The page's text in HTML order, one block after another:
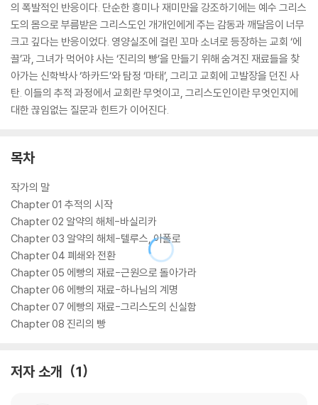
의 폭발적인 반응이다. 단순한 흥미나 재미만을 강조하기에는 예수 그리스
도의 몸으로 부름받은 그리스도인 개개인에게 주는 감동과 깨달음이 너무
크고 깊다는 반응이었다. 영양실조에 걸린 꼬마 소녀로 등장하는 교회 ‘에
끌’과, 그녀가 먹어야 사는 ‘진리의 빵’을 만들기 위해 숨겨진 재료들을 찾
아가는 신학박사 ‘하카드’와 탐정 ‘마태’, 그리고 교회에 고발장을 던진 사
탄. 이들의 추적 과정에서 교회란 무엇이고, 그리스도인이란 무엇인지에
대한 끊임없는 질문과 힌트가 이어진다.
목차
작가의 말
Chapter 01 추적의 시작
Chapter 02 알약의 해체-바실리카
Chapter 03 알약의 해체-텔루스, 아폴로
Chapter 04 폐쇄와 전환
Chapter 05 에빵의 재료-근원으로 돌아가라
Chapter 06 에빵의 재료-하나님의 계명
Chapter 07 에빵의 재료-그리스도의 신실함
Chapter 08 진리의 빵
저자 소개 1